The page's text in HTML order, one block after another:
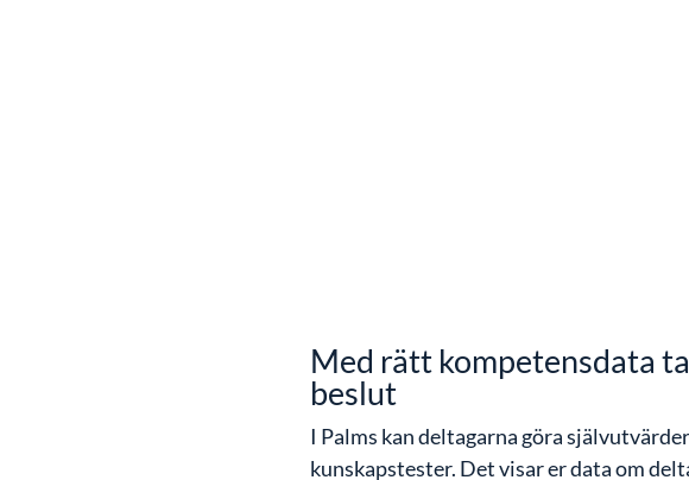
Med rätt kompetensdata
beslut
I Palms kan deltagarna göra
kunskapstester. Det visar er data om